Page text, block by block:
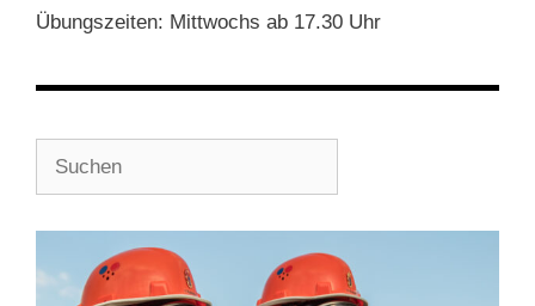
Übungszeiten: Mittwochs ab 17.30 Uhr